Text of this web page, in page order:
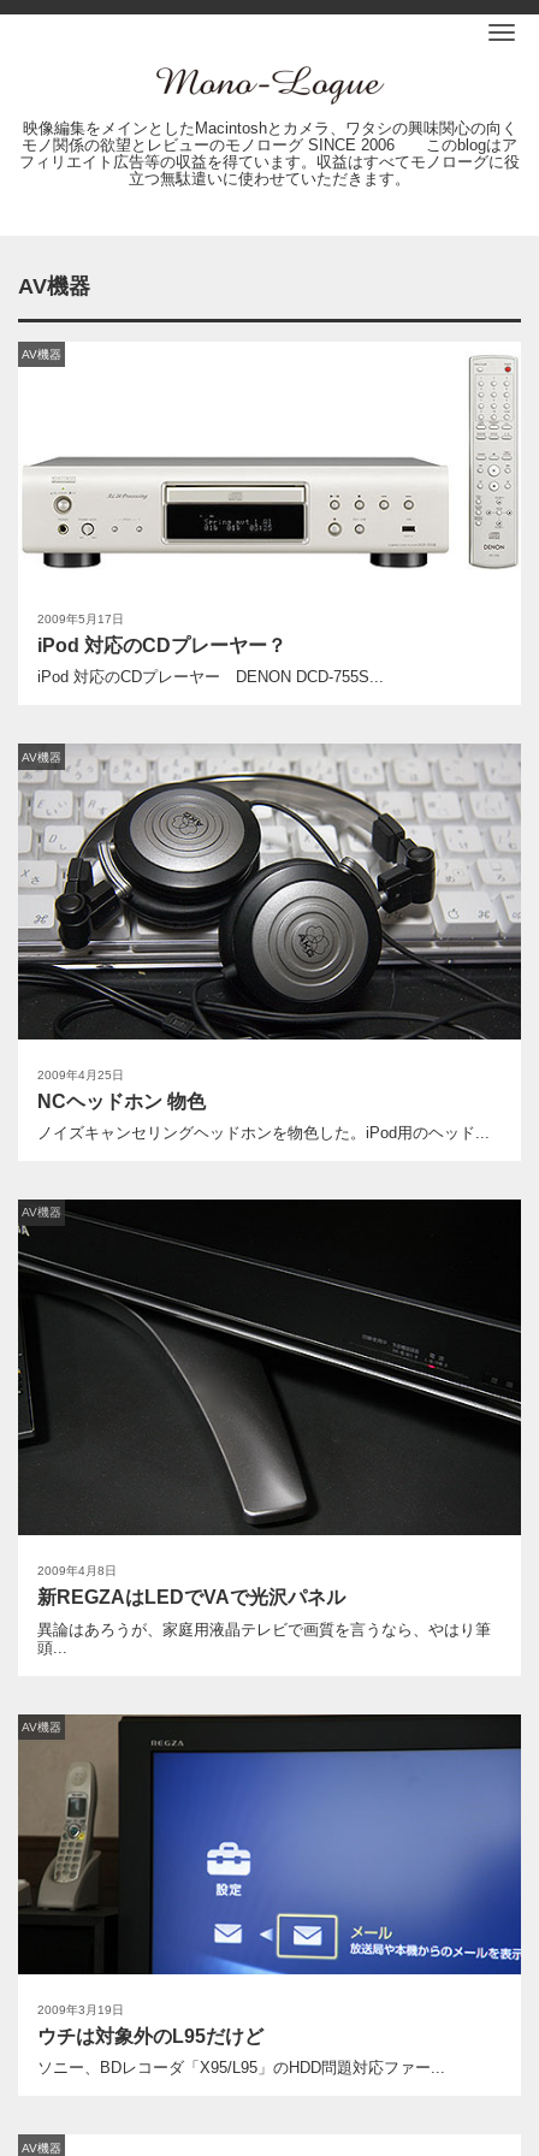
映像編集をメインとしたMacintoshとカメラ、ワタシの興味関心の向く
モノ関係の欲望とレビューのモノローグ SINCE 2006 このblogはア
フィリエイト広告等の収益を得ています。収益はすべてモノローグに役
立つ無駄遣いに使わせていただきます。
AV機器
2009年5月17日
AV機器
iPod 対応のCDプレーヤー？
iPod 対応のCDプレーヤー DENON DCD-755S...
2009年4月25日
AV機器
NCヘッドホン 物色
ノイズキャンセリングヘッドホンを物色した。iPod用のヘッド...
2009年4月8日
AV機器
新REGZAはLEDでVAで光沢パネル
異論はあろうが、家庭用液晶テレビで画質を言うなら、やはり筆
頭...
2009年3月19日
AV機器
ウチは対象外のL95だけど
ソニー、BDレコーダ「X95/L95」のHDD問題対応ファー...
AV機器